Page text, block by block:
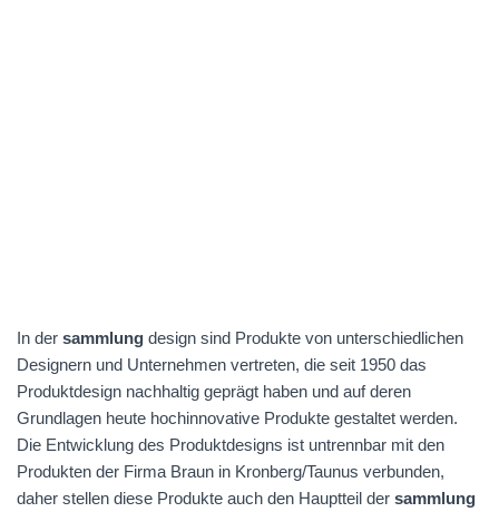
In der sammlung design sind Produkte von unterschiedlichen
Designern und Unternehmen vertreten, die seit 1950 das
Produktdesign nachhaltig geprägt haben und auf deren
Grundlagen heute hochinnovative Produkte gestaltet werden.
Die Entwicklung des Produktdesigns ist untrennbar mit den
Produkten der Firma Braun in Kronberg/Taunus verbunden,
daher stellen diese Produkte auch den Hauptteil der sammlung